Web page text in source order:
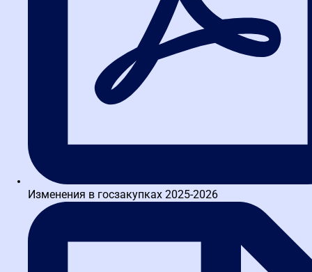
Подробнее о тренажере
Изменения в госзакупках 2025-2026